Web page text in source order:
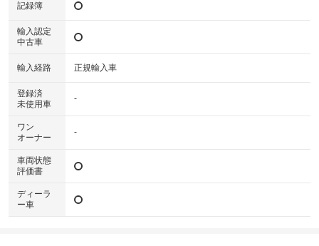
記録簿
輸入認定
中古車
輸入経路 正規輸入車
登録済
未使用車
-
ワン
オーナー
-
車両状態
評価書
ディーラ
ー車